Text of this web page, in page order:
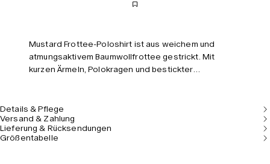
Mustard Frottee-Poloshirt ist aus weichem und
atmungsaktivem Baumwollfrottee gestrickt. Mit
kurzen Ärmeln, Polokragen und bestickter
Details & Pflege
Versand & Zahlung
Lieferung & Rücksendungen
Größentabelle